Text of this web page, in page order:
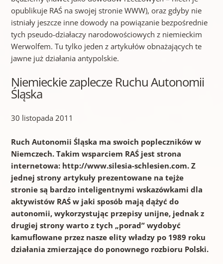
opublikuje RAŚ na swojej stronie WWW), oraz gdyby nie
istniały jeszcze inne dowody na powiązanie bezpośrednie
tych pseudo-działaczy narodowościowych z niemieckim
Werwolfem. Tu tylko jeden z artykułów obnażających te
jawne już działania antypolskie.
Niemieckie zaplecze Ruchu Autonomii
Śląska
30 listopada 2011
Ruch Autonomii Śląska ma swoich popleczników w
Niemczech. Takim wsparciem RAŚ jest strona
internetowa: http://www.silesia-schlesien.com. Z
jednej strony artykuły prezentowane na tejże
stronie są bardzo inteligentnymi wskazówkami dla
aktywistów RAŚ w jaki sposób mają dążyć do
autonomii, wykorzystując przepisy unijne, jednak z
drugiej strony warto z tych „porad” wydobyć
kamuflowane przez nasze elity władzy po 1989 roku
działania zmierzające do ponownego rozbioru Polski.